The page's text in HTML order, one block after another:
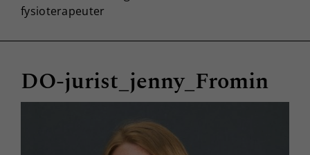
DO-jurist_jenny_Fromin